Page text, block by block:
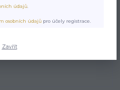
údajů.
osobních údajů pro účely registrace.
Zavřít